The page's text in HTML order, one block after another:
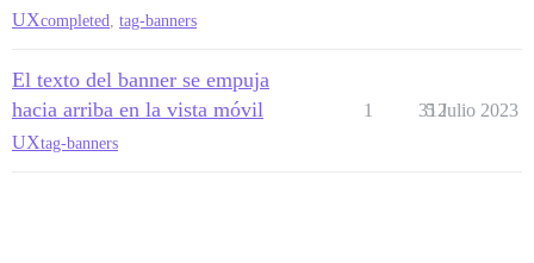
UXcompleted tag-banners
El texto del banner se empuja
hacia arriba en la vista móvil
UXtag-banners
1 312
5 Julio 2023